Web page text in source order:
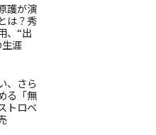
護が演
は？秀
、“出
涯
、さら
る「無
トロベ